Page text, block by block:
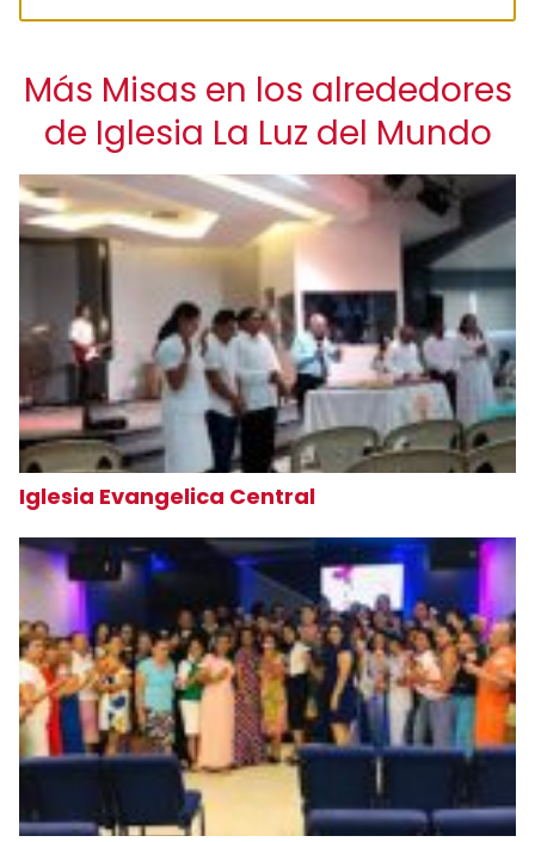
Más Misas en los alrededores
de Iglesia La Luz del Mundo
Iglesia Evangelica Central